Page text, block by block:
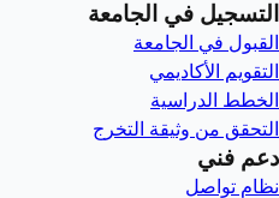
التسجيل في الجامعة
القبول في الجامعة
التقويم الأكاديمي
الخطط الدراسية
التحقق من وثيقة التخرج
دعم فني
نظام تواصل